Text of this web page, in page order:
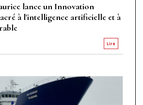
lance un Innovation
à l'intelligence artificielle et à
Lire